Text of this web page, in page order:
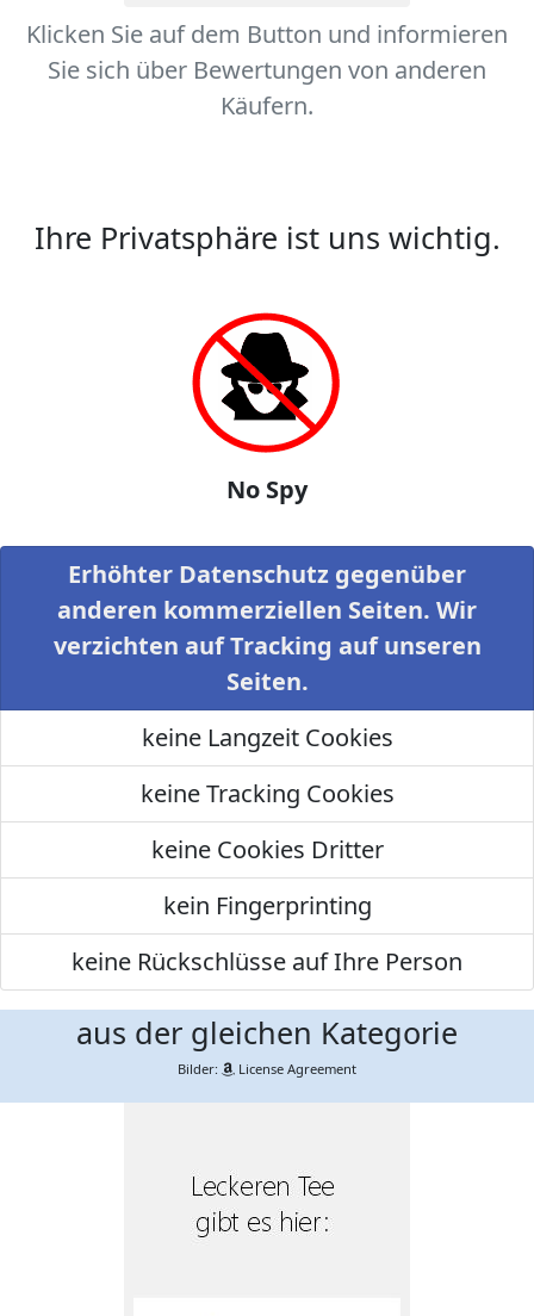
Klicken Sie auf dem Button und informieren
Sie sich über Bewertungen von anderen
Käufern.
Ihre Privatsphäre ist uns wichtig.
No Spy
Erhöhter Datenschutz gegenüber
anderen kommerziellen Seiten. Wir
verzichten auf Tracking auf unseren
Seiten.
keine Langzeit Cookies
keine Tracking Cookies
keine Cookies Dritter
kein Fingerprinting
keine Rückschlüsse auf Ihre Person
aus der gleichen Kategorie
Bilder: License Agreement